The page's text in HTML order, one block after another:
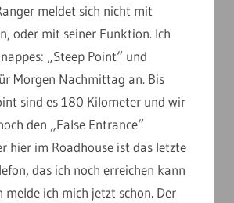
meldet sich nicht mit
oder mit seiner Funktion. Ich
„Steep Point“ und
Morgen Nachmittag an. Bis
sind es 180 Kilometer und wir
den „False Entrance“
hier im Roadhouse ist das letzte
das ich noch erreichen kann
melde ich mich jetzt schon. Der